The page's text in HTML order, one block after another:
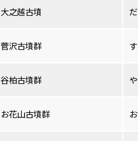
大之越古墳
菅沢古墳群
谷柏古墳群
お花山古墳群